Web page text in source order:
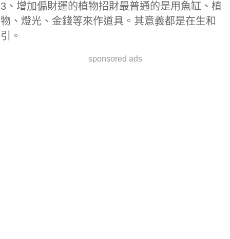
3、增加偏財運的植物招財最普通的是用魚缸、植
物、燈光、金錢等來作道具。其意義都是在生和
引。
sponsored ads